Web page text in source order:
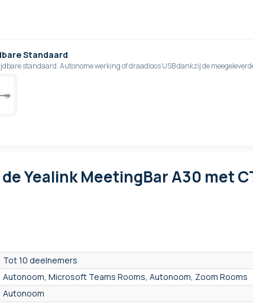
Standaard
standaard. Autonome werking of draadloos USB dankzij de
Yealink MeetingBar A30 met
Tot 10 deelnemers
Autonoom, Microsoft Teams Rooms, Autonoom, Zoom Rooms
Autonoom